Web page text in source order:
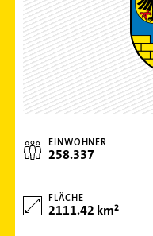
EINWOHNER
258.337
FLÄCHE
2111.42 km²